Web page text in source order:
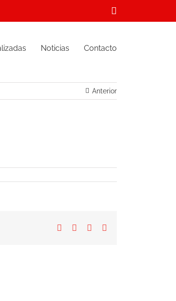
electrónico
Noticias Contacto
Anterior
Facebook LinkedIn